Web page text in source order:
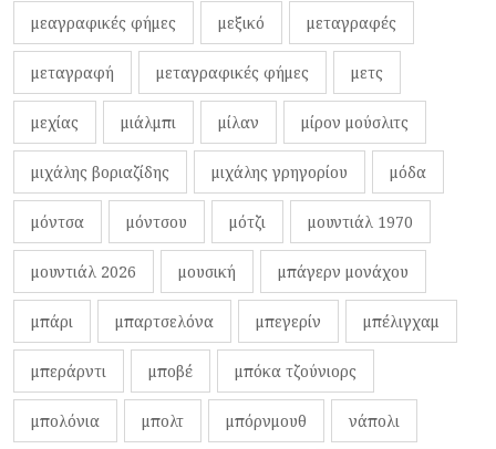
μεαγραφικές φήμες μεξικό μεταγραφές
μεταγραφή μεταγραφικές φήμες μετς
μεχίας μιάλμπι μίλαν μίρον μούσλιτς
μιχάλης βοριαζίδης μιχάλης γρηγορίου μόδα
μόντσα μόντσου μότζι μουντιάλ 1970
μουντιάλ 2026 μουσική μπάγερν μονάχου
μπάρι μπαρτσελόνα μπεγερίν μπέλιγχαμ
μπεράρντι μποβέ μπόκα τζούνιορς
μπολόνια μπολτ μπόρνμουθ νάπολι